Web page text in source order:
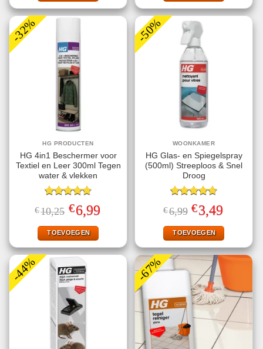
-32%
HG PRODUCTEN
HG 4in1 Beschermer voor
Textiel en Leer 300ml Tegen
water & vlekken
Gewaardeerd
4.75uit 5
€10,25 Oorspronkelijke
prijs
was:
€10,25.
€6,99Huidige
prijs
TOEVOEGEN
-50%
WOONKAMER
HG Glas- en Spiegelspray
(500ml) Streeploos & Snel
Droog
Gewaardeerd
4.67uit 5
€6,99 Oorspronkelijke
prijs
was:
€6,99.
€3,49
is:
€3,49.
TOEVOEGEN
-44% -67%